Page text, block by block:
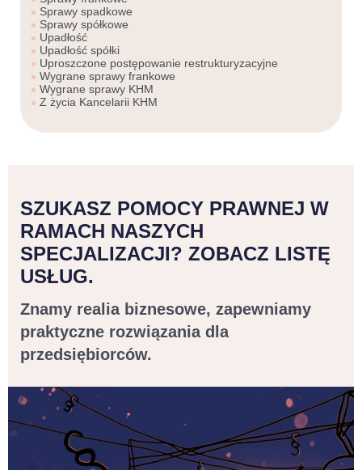
Sprawy spadkowe
Sprawy spółkowe
Upadłość
Upadłość spółki
Uproszczone postępowanie restrukturyzacyjne
Wygrane sprawy frankowe
Wygrane sprawy KHM
Z życia Kancelarii KHM
SZUKASZ POMOCY PRAWNEJ W
RAMACH NASZYCH
SPECJALIZACJI? ZOBACZ LISTĘ
USŁUG.
Znamy realia biznesowe, zapewniamy
praktyczne rozwiązania dla
przedsiębiorców.